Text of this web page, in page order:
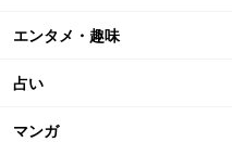
エンタメ・趣味
占い
マンガ